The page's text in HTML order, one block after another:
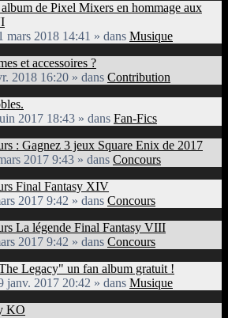
de Pixel Mixers en hommage aux
mars 2018 14:41 » dans Musique
et accessoires ?
2018 16:20 » dans Contribution
2017 18:43 » dans Fan-Fics
: Gagnez 3 jeux Square Enix de 2017
2017 9:43 » dans Concours
Final Fantasy XIV
2017 9:42 » dans Concours
La légende Final Fantasy VIII
2017 9:42 » dans Concours
Legacy" un fan album gratuit !
janv. 2017 20:42 » dans Musique
KO